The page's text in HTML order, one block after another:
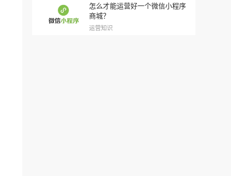
怎么才能运营好一个微信小程序
商城？
运营知识